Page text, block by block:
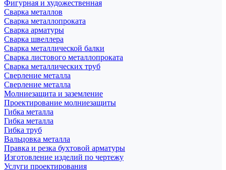
Фигурная и художественная
Сварка металлов
Сварка металлопроката
Сварка арматуры
Сварка швеллера
Сварка металлической балки
Сварка листового металлопроката
Сварка металлических труб
Сверление металла
Сверление металла
Молниезащита и заземление
Проектирование молниезащиты
Гибка металла
Гибка металла
Гибка труб
Вальцовка металла
Правка и резка бухтовой арматуры
Изготовление изделий по чертежу
Услуги проектирования